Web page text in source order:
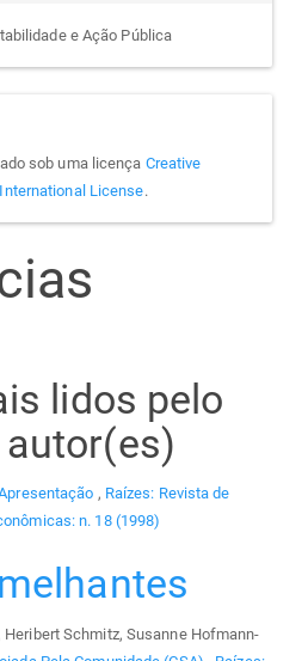
e Ação Pública
sob uma licença Creative
License.
lidos pelo
, Raízes: Revista de
n. 18 (1998)
Heribert Schmitz, Susanne Hofmann-